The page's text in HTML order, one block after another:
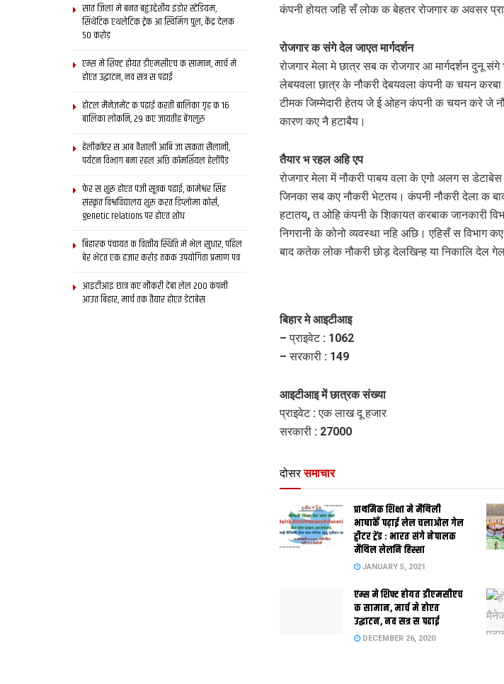
कंपनी होयत जहि सँ लोक क बेहतर रोजगार क अवसर
रोजगार क संगे देल जाएत मार्गदर्शन
रोजगार मेला मे छात्र सब क रोजगार आ मार्गदर्शन दुनू
लेबयवला छात्र के नौकरी देबयवला कंपनी क चयन
टीमक जिम्मेदारी हेतय जे ई ओहन कंपनी क चयन करे जे
कारण कए नै हटाबैय।
तैयार भ रहल अहि एप
रोजगार मेला में नौकरी पाबय वला के एगो अलग स
जिनका सब कए नौकरी भेटतय। कंपनी नौकरी देला क
हटातय, त ओहि कंपनी के शिकायत करबाक जानकारी
निगरानी के कोनो व्यवस्था नहि अछि। एहिसँ स विभाग
बाद कतेक लोक नौकरी छोड़ देलखिन्ह या निकालि देल
बिहार मे आइटीआइ
– प्राइवेट : 1062
– सरकारी : 149
आइटीआइ में छात्रक संख्या
प्राइवेट : एक लाख दू हजार
सरकारी : 27000
दोसर समाचार
प्राथमिक शि‍क्षा मे मैथि‍ली
भाषाकेँ पढ़ाई लेल चलाओल गेल
ट्वीटर ट्रेंड : भारत संगे नेपालक
मैथिल लेलनि हिस्सा
JANUARY 5, 2021
एम्स मे शिफ्ट होयत डीएमसीएच
क सामान, मार्च मे होएत
उद्घाटन, नव सत्र स पढाई
DECEMBER 26, 2020
सात जिला मे बनत बहुउद्देशीय इंडोर स्‍टेडि‍यम,
सिंथेटिक एथलेटिक ट्रेक आ स्विमिंग पुल, केंद्र देलक
50 करोड़
एम्स मे शिफ्ट होयत डीएमसीएच क सामान, मार्च मे
होएत उद्घाटन, नव सत्र स पढाई
होटल मैनेजमेंट क पढ़ाई करती बालिका गृह क 16
बालिका लोकनि, 29 कए जायतीह बेंगलुरु
हेलीकॉप्टर स आब वैशाली आबि जा सकता सैलानी,
पर्यटन विभाग बना रहल अछि कॉमर्शियल हेलीपैड
फेर स शुरू होएत पंजी सूत्रक पढाई, कामेश्वर सिंह
संस्कृत विश्वविद्यालय शुरू करत डिप्लोमा कोर्स,
genetic relations पर होएत शोध
बिहारक पंचायत क वित्‍तीय स्थिति मे भेल सुधार, पहिल
बेर भेटत एक हजार करोड़ तकक उपयोगिता प्रमाण पत्र
आइटीआइ छात्र कए नौकरी देबा लेल 200 कंपनी
आउत बिहार, मार्च तक तैयार होएत डेटाबेस